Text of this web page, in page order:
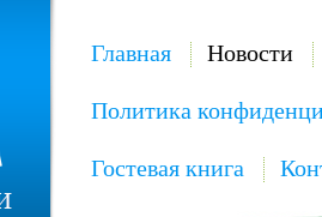
Главная Новости
Политика
Гостевая книга